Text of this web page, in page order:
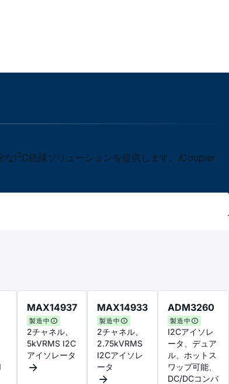
なI2C絶縁ソリューションを提供します。 iCoupler
MAX14937
製造中
2チャネル、
5kVRMS I2C
アイソレータ
MAX14933
製造中
2チャネル、
2.75kVRMS
I2Cアイソレ
ータ
ADM3260
製造中
I2Cアイソレ
ータ、デュア
ル、ホットス
ワップ可能、
DC/DCコンバ